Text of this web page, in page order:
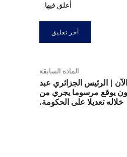
أعلق فيها.
المادة السابقة
| الرئيس الجزائري عبد
يوقع مرسوما يجري من
خلاله تعديلا على الحكومة.